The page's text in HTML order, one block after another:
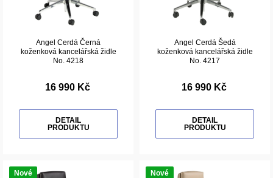
Angel Cerdá Černá
koženková kancelářská židle
No. 4218
16 990 Kč
DETAIL
PRODUKTU
Angel Cerdá Šedá
koženková kancelářská židle
No. 4217
16 990 Kč
DETAIL
PRODUKTU
Nové Nové